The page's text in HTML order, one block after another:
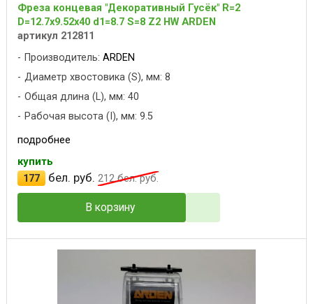
Фреза концевая "Декоративный Гусёк" R=2
D=12.7x9.52x40 d1=8.7 S=8 Z2 HW ARDEN
артикул 212811
Производитель: ARDEN
Диаметр хвостовика (S), мм: 8
Общая длина (L), мм: 40
Рабочая высота (I), мм: 9.5
подробнее
купить
177
бел. руб. 212бел. руб.
В корзину